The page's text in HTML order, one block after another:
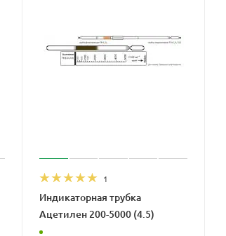
1
Индикаторная трубка
Ацетилен 200-5000 (4.5)